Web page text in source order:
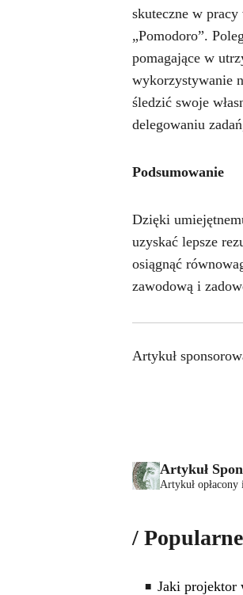
skuteczne w
„Pomodoro”.
pomagające w
wykorzystywanie
śledzić swoje
delegowaniu
Podsumowanie
Dzięki
uzyskać lepsze
osiągnąć
zawodową i
Artykuł
Artykuł
Artykuł opłacony
Jaki projektor